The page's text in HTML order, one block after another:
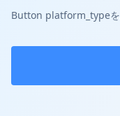
Button platform_typeを